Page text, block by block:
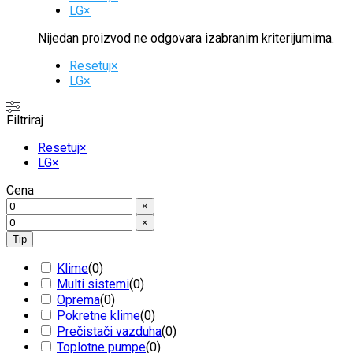
LG×
Nijedan proizvod ne odgovara izabranim kriterijumima.
Resetuj×
LG×
Filtriraj
Resetuj×
LG×
Cena
×
×
Tip
Klime(0)
Multi sistemi(0)
Oprema(0)
Pokretne klime(0)
Prečistači vazduha(0)
Toplotne pumpe(0)